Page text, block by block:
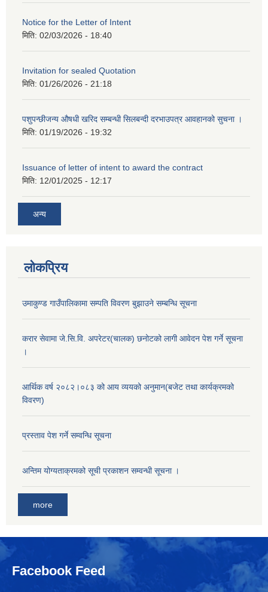
Notice for the Letter of Intent
मिति: 02/03/2026 - 18:40
Invitation for sealed Quotation
मिति: 01/26/2026 - 21:18
पशुपन्छीजन्य औषधी खरिद सम्बन्धी सिलबन्दी दरभाउपत्र आवहानको सुचना ।
मिति: 01/19/2026 - 19:32
Issuance of letter of intent to award the contract
मिति: 12/01/2025 - 12:17
अन्य
लोकप्रिय
उमाकुण्ड गाउँपालिकामा सम्पति विवरण बुझाउने सम्बन्धि सूचना
करार सेवामा जे.सि.वि. अपरेटर(चालक) छनोटको लागी आवेदन पेश गर्ने सूचना
।
आर्थिक वर्ष २०८२।०८३ को आय व्ययको अनुमान(बजेट तथा कार्यक्रमको
विवरण)
प्रस्ताव पेश गर्ने सम्वन्धि सूचना
अन्तिम योग्यताक्रमको सूची प्रकाशन सम्वन्धी सूचना ।
more
Facebook Feed